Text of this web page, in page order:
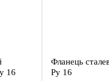
16
Фланець
Ру 16